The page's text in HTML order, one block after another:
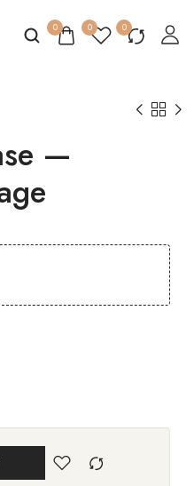
0 0 0
—